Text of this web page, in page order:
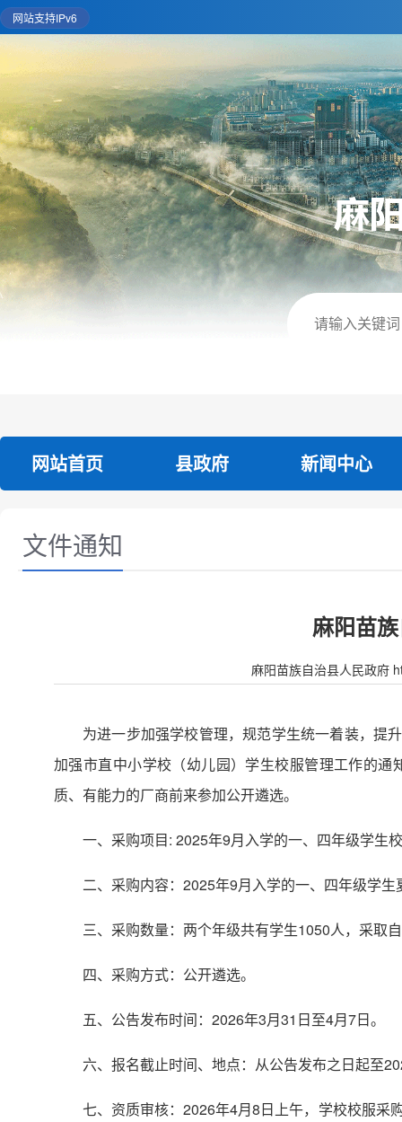
网站支持IPv6
网站首页 县政府 新闻中心
文件通知
麻阳苗
麻阳苗族自治县人民政府
为进一步加强学校管理，规范学生统一着装，提
加强市直中小学校（幼儿园）学生校服管理工作的
质、有能力的厂商前来参加公开遴选。
一、采购项目: 2025年9月入学的一、四年级学生
二、采购内容：2025年9月入学的一、四年级学
三、采购数量：两个年级共有学生1050人，采取
四、采购方式：公开遴选。
五、公告发布时间：2026年3月31日至4月7日。
六、报名截止时间、地点：从公告发布之日起至
七、资质审核：2026年4月8日上午，学校校服采